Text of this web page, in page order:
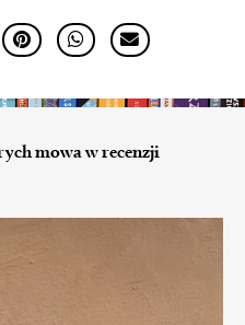
mowa w recenzji